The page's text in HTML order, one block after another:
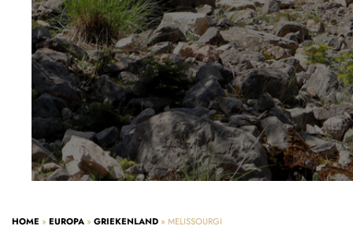
HOME » EUROPA » GRIEKENLAND » MELISSOURGI